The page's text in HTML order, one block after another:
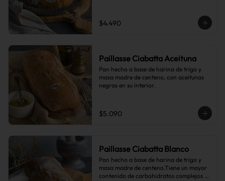
$4.490
Paillasse Ciabatta Aceituna
Pan hecho a base de harina de trigo y
masa madre de centeno, con aceitunas
negras en su interior.
$5.090
Paillasse Ciabatta Blanco
Pan hecho a base de harina de trigo y
masa madre de centeno.Tiene un mayor
contenido de carbohidratos complejos